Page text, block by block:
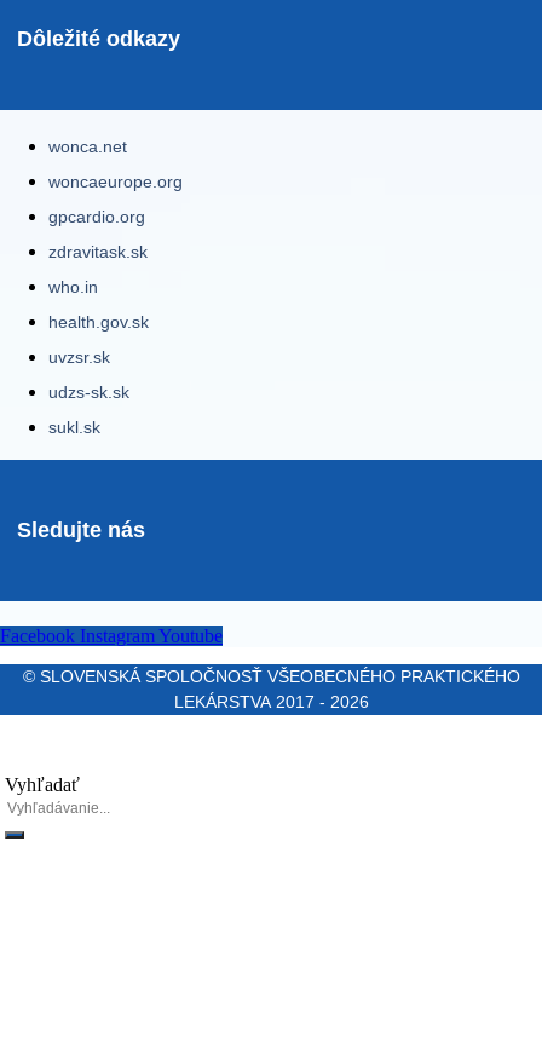
Dôležité odkazy
wonca.net
woncaeurope.org
gpcardio.org
zdravitask.sk
who.in
health.gov.sk
uvzsr.sk
udzs-sk.sk
sukl.sk
Sledujte nás
Facebook Instagram Youtube
© SLOVENSKÁ SPOLOČNOSŤ VŠEOBECNÉHO PRAKTICKÉHO
LEKÁRSTVA 2017 - 2026
Vyhľadať